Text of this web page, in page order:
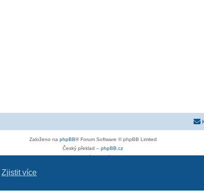
Zjistit více
Založeno na phpBB® Forum Software © phpBB Limited
Český překlad – phpBB.cz
Soukromí|Podmínky